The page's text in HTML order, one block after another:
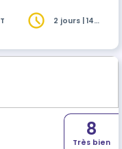
et gérer les2 jours | 14
8
Très bien